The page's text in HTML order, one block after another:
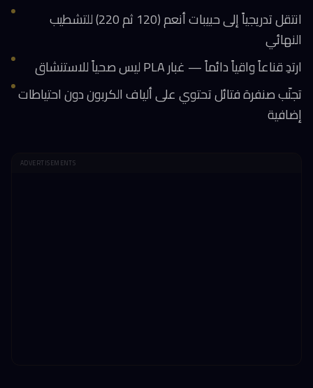
انتقل تدريجياً إلى حبيبات أنعم (120 ثم 220) للتشطيب
النهائي
ارتدِ قناعاً واقياً دائماً — غبار PLA ليس صحياً للاستنشاق
تجنّب صنفرة فتائل تحتوي على ألياف الكربون دون احتياطات
إضافية
ADVERTISEMENTS